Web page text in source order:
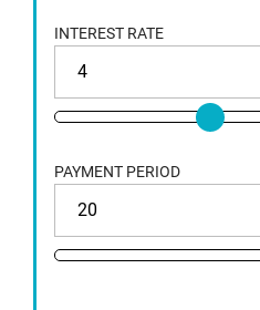
INTEREST RATE
PAYMENT PERIOD